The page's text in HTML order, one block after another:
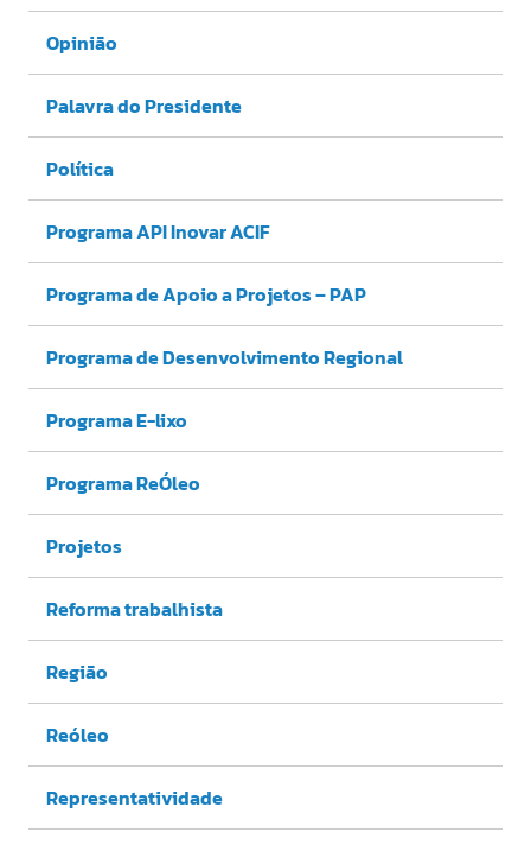
Opinião
Palavra do Presidente
Política
Programa API Inovar ACIF
Programa de Apoio a Projetos – PAP
Programa de Desenvolvimento Regional
Programa E-lixo
Programa ReÓleo
Projetos
Reforma trabalhista
Região
Reóleo
Representatividade